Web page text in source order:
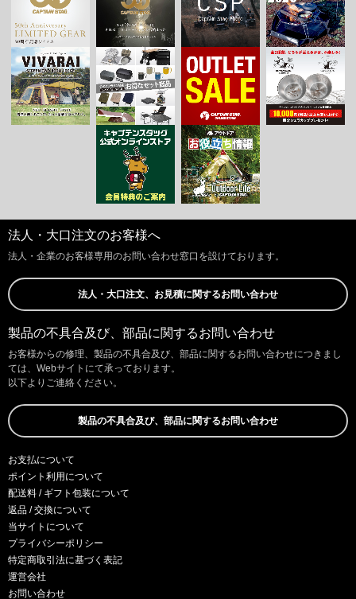
法人・大口注文のお客様へ
法人・企業のお客様専用のお問い合わせ窓口を設けております。
法人・大口注文、お見積に関するお問い合わせ
製品の不具合及び、部品に関するお問い合わせ
お客様からの修理、製品の不具合及び、部品に関するお問い合わせにつきまし
ては、Webサイトにて承っております。
以下よりご連絡ください。
製品の不具合及び、部品に関するお問い合わせ
お支払について
ポイント利用について
配送料 / ギフト包装について
返品 / 交換について
当サイトについて
プライバシーポリシー
特定商取引法に基づく表記
運営会社
お問い合わせ